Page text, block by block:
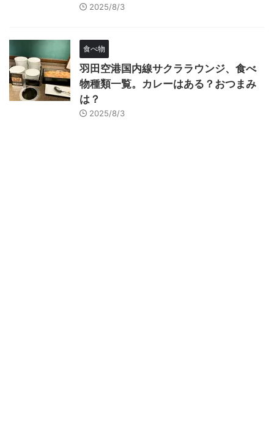
2025/8/3
食べ物
羽田空港国内線サクララウンジ、食べ
物種類一覧。カレーはある？おつまみ
は？
2025/8/3